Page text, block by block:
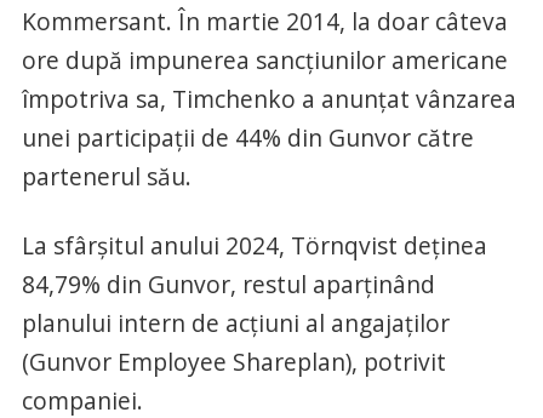
Kommersant. În martie 2014, la doar câteva
ore după impunerea sancțiunilor americane
împotriva sa, Timchenko a anunțat vânzarea
unei participații de 44% din Gunvor către
partenerul său.
La sfârșitul anului 2024, Törnqvist deținea
84,79% din Gunvor, restul aparținând
planului intern de acțiuni al angajaților
(Gunvor Employee Shareplan), potrivit
companiei.